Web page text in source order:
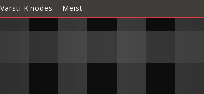
Varsti Kinodes Meist